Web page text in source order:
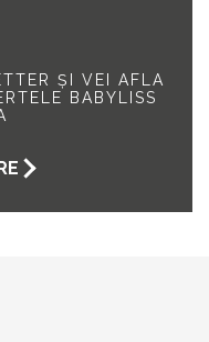
ȘI VEI AFLA
BABYLISS